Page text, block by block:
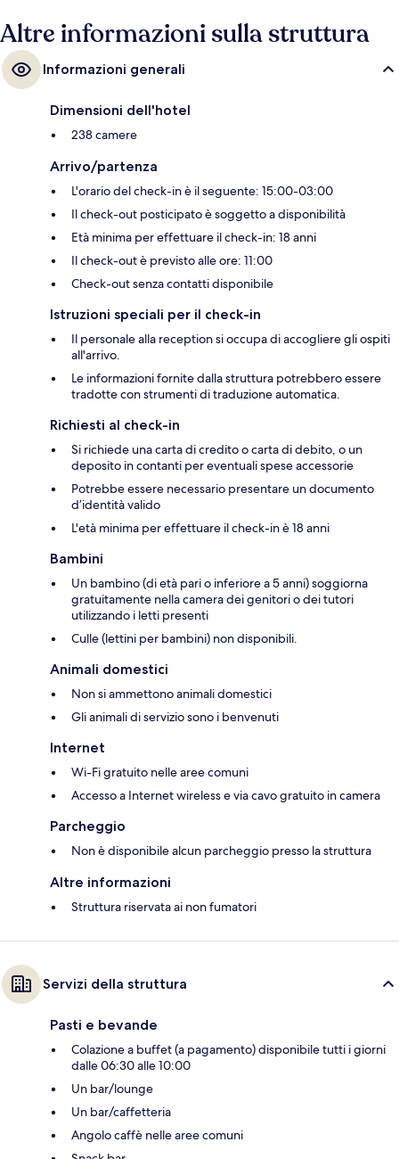
Altre informazioni sulla struttura
Informazioni generali
Dimensioni dell'hotel
238 camere
Arrivo/partenza
L'orario del check-in è il seguente: 15:00-03:00
Il check-out posticipato è soggetto a disponibilità
Età minima per effettuare il check-in: 18 anni
Il check-out è previsto alle ore: 11:00
Check-out senza contatti disponibile
Istruzioni speciali per il check-in
Il personale alla reception si occupa di accogliere gli ospiti
all'arrivo.
Le informazioni fornite dalla struttura potrebbero essere
tradotte con strumenti di traduzione automatica.
Richiesti al check-in
Si richiede una carta di credito o carta di debito, o un
deposito in contanti per eventuali spese accessorie
Potrebbe essere necessario presentare un documento
d’identità valido
L'età minima per effettuare il check-in è 18 anni
Bambini
Un bambino (di età pari o inferiore a 5 anni) soggiorna
gratuitamente nella camera dei genitori o dei tutori
utilizzando i letti presenti
Culle (lettini per bambini) non disponibili.
Animali domestici
Non si ammettono animali domestici
Gli animali di servizio sono i benvenuti
Internet
Wi-Fi gratuito nelle aree comuni
Accesso a Internet wireless e via cavo gratuito in camera
Parcheggio
Non è disponibile alcun parcheggio presso la struttura
Altre informazioni
Struttura riservata ai non fumatori
Servizi della struttura
Pasti e bevande
Colazione a buffet (a pagamento) disponibile tutti i giorni
dalle 06:30 alle 10:00
Un bar/lounge
Un bar/caffetteria
Angolo caffè nelle aree comuni